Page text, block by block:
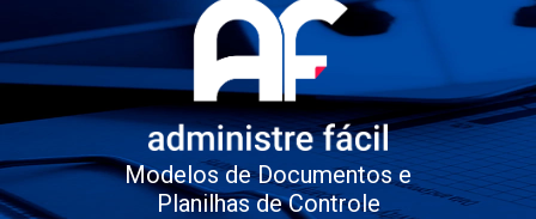
Modelos de Documentos e
Planilhas de Controle